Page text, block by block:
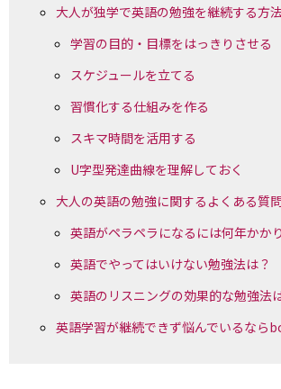
大人が独学で英語の勉強を継続する方法
学習の目的・目標をはっきりさせる
スケジュールを立てる
習慣化する仕組みを作る
スキマ時間を活用する
U字型発達曲線を理解しておく
大人の英語の勉強に関するよくある質
英語がペラペラになるには何年かか
英語でやってはいけない勉強法は？
英語のリスニングの効果的な勉強法
英語学習が継続できず悩んでいるなら